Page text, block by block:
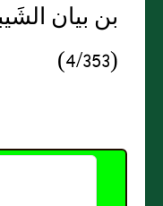
بن بيان
(4/353)